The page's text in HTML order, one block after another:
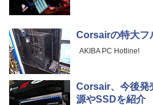
Corsairの特大フ
AKIBA PC Hotline!
Corsair、今後発
源やSSDを紹介